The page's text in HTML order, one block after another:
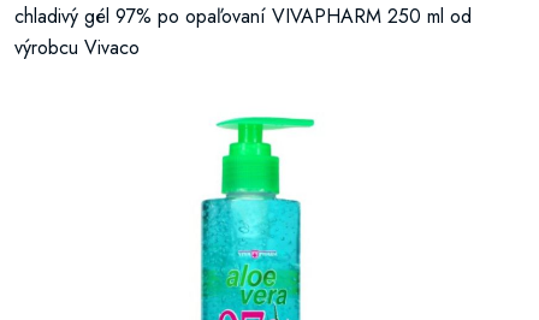
chladivý gél 97% po opaľovaní VIVAPHARM 250 ml od
výrobcu Vivaco